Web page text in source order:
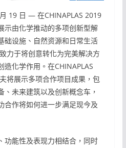
19 日 — 在CHINAPLAS 2019
示由化学推动的多项创新型解
础设施、自然资源和日常生活
力于将创意转化为完美解决方
化学作用。在CHINAPLAS
将展示多项合作项目成果，包
未来建筑以及创新概念车，
合作将如何进一步满足现今及
功能性及表现力相结合，同时